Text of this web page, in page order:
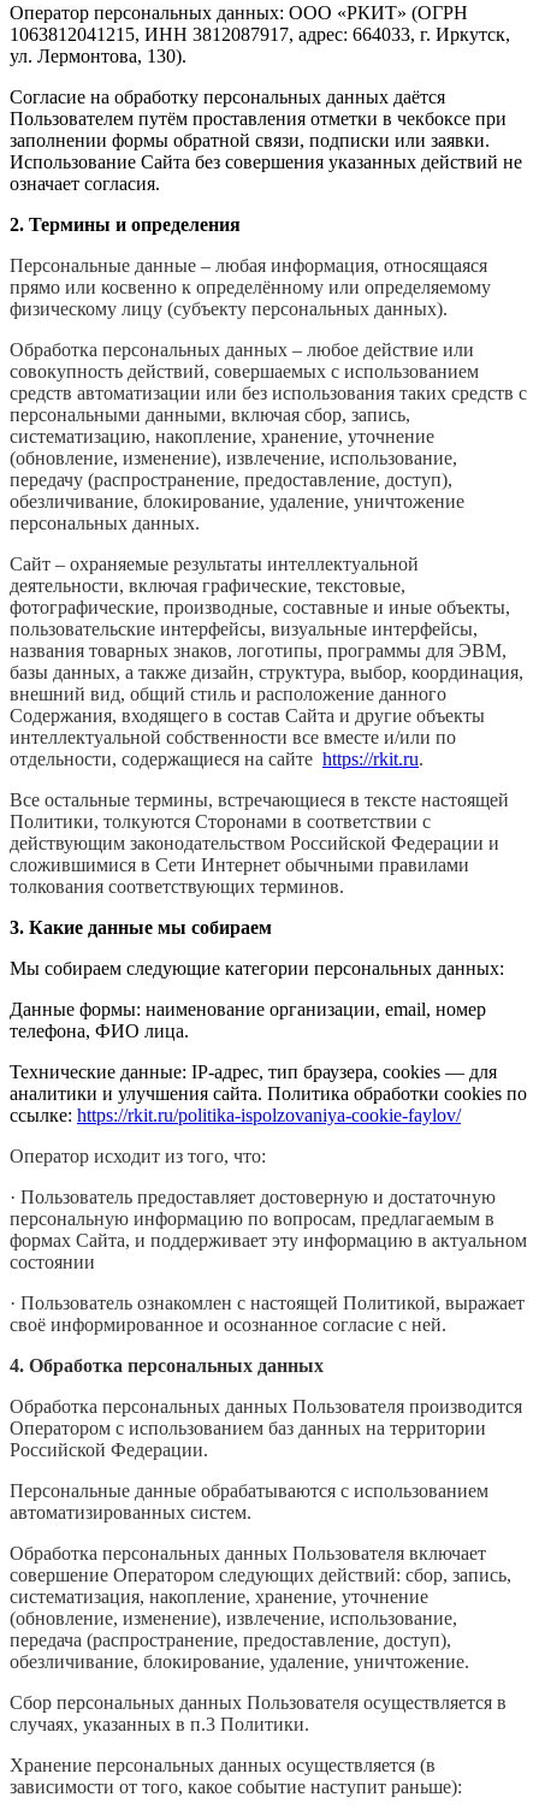
Оператор персональных данных: ООО «РКИТ» (ОГРН
1063812041215, ИНН 3812087917, адрес: 664033, г. Иркутск,
ул. Лермонтова, 130).
Согласие на обработку персональных данных даётся
Пользователем путём проставления отметки в чекбоксе при
заполнении формы обратной связи, подписки или заявки.
Использование Сайта без совершения указанных действий не
означает согласия.
2. Термины и определения
Персональные данные – любая информация, относящаяся
прямо или косвенно к определённому или определяемому
физическому лицу (субъекту персональных данных).
Обработка персональных данных – любое действие или
совокупность действий, совершаемых с использованием
средств автоматизации или без использования таких средств с
персональными данными, включая сбор, запись,
систематизацию, накопление, хранение, уточнение
(обновление, изменение), извлечение, использование,
передачу (распространение, предоставление, доступ),
обезличивание, блокирование, удаление, уничтожение
персональных данных.
Сайт – охраняемые результаты интеллектуальной
деятельности, включая графические, текстовые,
фотографические, производные, составные и иные объекты,
пользовательские интерфейсы, визуальные интерфейсы,
названия товарных знаков, логотипы, программы для ЭВМ,
базы данных, а также дизайн, структура, выбор, координация,
внешний вид, общий стиль и расположение данного
Содержания, входящего в состав Сайта и другие объекты
интеллектуальной собственности все вместе и/или по
отдельности, содержащиеся на сайте https://rkit.ru.
Все остальные термины, встречающиеся в тексте настоящей
Политики, толкуются Сторонами в соответствии с
действующим законодательством Российской Федерации и
сложившимися в Сети Интернет обычными правилами
толкования соответствующих терминов.
3. Какие данные мы собираем
Мы собираем следующие категории персональных данных:
Данные формы: наименование организации, email, номер
телефона, ФИО лица.
Технические данные: IP-адрес, тип браузера, cookies — для
аналитики и улучшения сайта. Политика обработки cookies по
ссылке: https://rkit.ru/politika-ispolzovaniya-cookie-faylov/
Оператор исходит из того, что:
· Пользователь предоставляет достоверную и достаточную
персональную информацию по вопросам, предлагаемым в
формах Сайта, и поддерживает эту информацию в актуальном
состоянии
· Пользователь ознакомлен с настоящей Политикой, выражает
своё информированное и осознанное согласие с ней.
4. Обработка персональных данных
Обработка персональных данных Пользователя производится
Оператором с использованием баз данных на территории
Российской Федерации.
Персональные данные обрабатываются с использованием
автоматизированных систем.
Обработка персональных данных Пользователя включает
совершение Оператором следующих действий: сбор, запись,
систематизация, накопление, хранение, уточнение
(обновление, изменение), извлечение, использование,
передача (распространение, предоставление, доступ),
обезличивание, блокирование, удаление, уничтожение.
Сбор персональных данных Пользователя осуществляется в
случаях, указанных в п.3 Политики.
Хранение персональных данных осуществляется (в
зависимости от того, какое событие наступит раньше):